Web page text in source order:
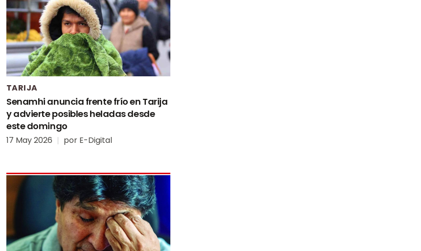
TARIJA
Senamhi anuncia frente frío en Tarija
y advierte posibles heladas desde
este domingo
17 May 2026 por E-Digital